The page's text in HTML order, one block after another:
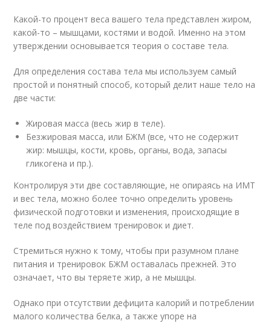
Какой-то процент веса вашего тела представлен жиром,
какой-то – мышцами, костями и водой. Именно на этом
утверждении основывается теория о составе тела.
Для определения состава тела мы используем самый
простой и понятный способ, который делит наше тело на
две части:
Жировая масса (весь жир в теле).
Безжировая масса, или БЖМ (все, что не содержит
жир: мышцы, кости, кровь, органы, вода, запасы
гликогена и пр.).
Контролируя эти две составляющие, не опираясь на ИМТ
и вес тела, можно более точно определить уровень
физической подготовки и изменения, происходящие в
теле под воздействием тренировок и диет.
Стремиться нужно к тому, чтобы при разумном плане
питания и тренировок БЖМ оставалась прежней. Это
означает, что вы теряете жир, а не мышцы.
Однако при отсутствии дефицита калорий и потреблении
малого количества белка, а также упоре на